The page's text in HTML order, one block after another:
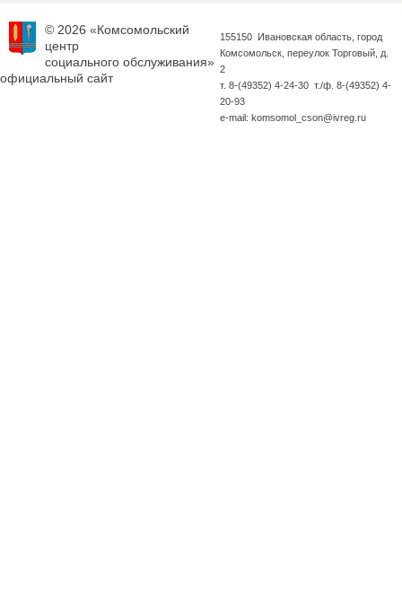
© 2026 «Комсомольский
центр
социального обслуживания»
официальный сайт
155150 Ивановская область, город
Комсомольск, переулок Торговый, д.
2
т. 8-(49352) 4-24-30 т./ф. 8-(49352) 4-
20-93
e-mail: komsomol_cson@ivreg.ru